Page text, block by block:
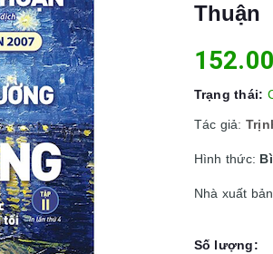
Thuận
Trạng thái:
Tác giả:
Hình thức:
Nhà xuất
Số lượng: